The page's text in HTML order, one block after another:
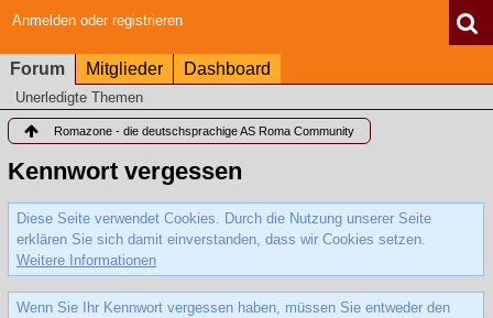
Anmelden oder registrieren
Forum Mitglieder Dashboard
Unerledigte Themen
Romazone - die deutschsprachige AS Roma Community
Kennwort vergessen
Diese Seite verwendet Cookies. Durch die Nutzung unserer Seite
erklären Sie sich damit einverstanden, dass wir Cookies setzen.
Weitere Informationen
Wenn Sie Ihr Kennwort vergessen haben, müssen Sie entweder den